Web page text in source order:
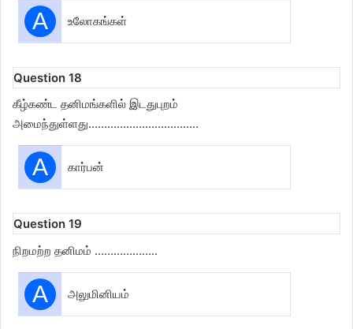
A உலோகங்கள்
Question 18
கீழ்கண்ட தனிமங்களில் இடதுபுறம்
அமைந்துள்ளது……………………………..
A கார்பன்
Question 19
நிறமற்ற தனிமம் ………………..
A அலுமினியம்